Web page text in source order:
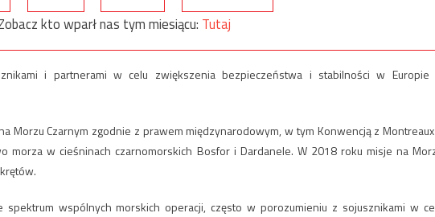
kto wparł nas tym miesiącu: Tutaj
i partnerami w celu zwiększenia bezpieczeństwa i stabilności w Europie
Morzu Czarnym zgodnie z prawem międzynarodowym, w tym Konwencją z
morza w cieśninach czarnomorskich Bosfor i Dardanele. W 2018 roku misje na
wspólnych morskich operacji, często w porozumieniu z sojusznikami w